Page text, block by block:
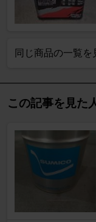
同じ商品の一覧を
この記事を見た